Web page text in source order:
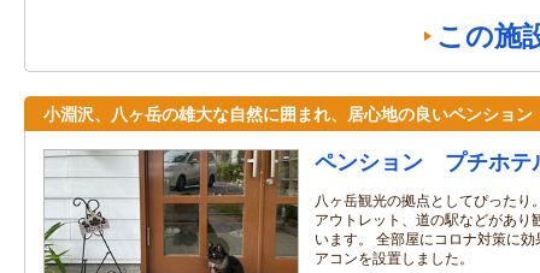
この施
小淵沢、八ヶ岳の雄大な自然に囲まれ、居心地の良いペンション
ペンション プチホ
八ヶ岳観光の拠点としてぴったり
アウトレット、道の駅などがあり
います。 全部屋にコロナ対策に
アコンを設置しました。